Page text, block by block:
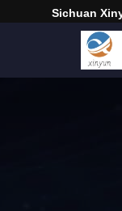
Sichuan